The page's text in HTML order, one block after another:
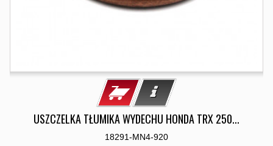
USZCZELKA TŁUMIKA WYDECHU HONDA TRX 250...
18291-MN4-920